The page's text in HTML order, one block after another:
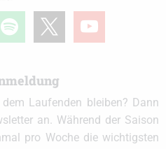
spotify youtube
Laufenden bleiben? Dann
an. Während der Saison
pro Woche die wichtigsten